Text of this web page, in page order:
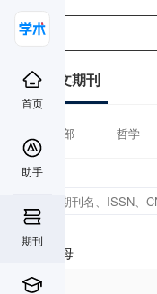
首页
助手
期刊
中文期刊
全部 哲学
首字母
N